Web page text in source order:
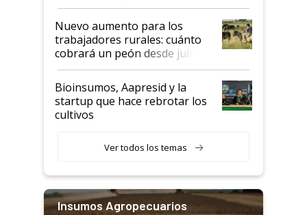
Nuevo aumento para los
trabajadores rurales: cuánto
cobrará un peón desde julio
Bioinsumos, Aapresid y la
startup que hace rebrotar los
cultivos
Ver todos los temas
Insumos Agropecuarios